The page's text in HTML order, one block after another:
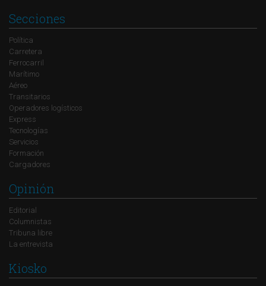
Secciones
Política
Carretera
Ferrocarril
Marítimo
Aéreo
Transitarios
Operadores logísticos
Express
Tecnologías
Servicios
Formación
Cargadores
Opinión
Editorial
Columnistas
Tribuna libre
La entrevista
Kiosko